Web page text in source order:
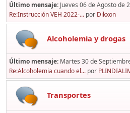
Último mensaje: Jueves 06 de Agosto de
Re:Instrucción VEH 2022-... por Dikxon
Alcoholemia y drogas
Último mensaje: Martes 30 de
Re:Alcoholemia cuando el... por
Transportes